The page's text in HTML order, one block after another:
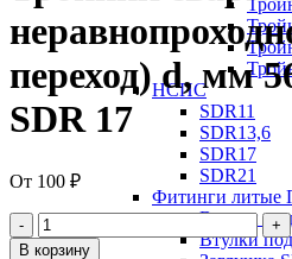
НСПС
SDR11
SDR13,6
SDR17
SDR21
Фитинги
Втулки
Втулки
переход) d, мм
SDR 17
От 100 ₽
В корзину